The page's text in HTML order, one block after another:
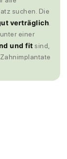
suchen. Die
verträglich
einer
und fit sind,